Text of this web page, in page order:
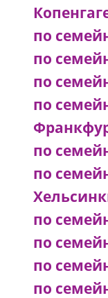
по
по
по
по
по
по
по
по
по
по